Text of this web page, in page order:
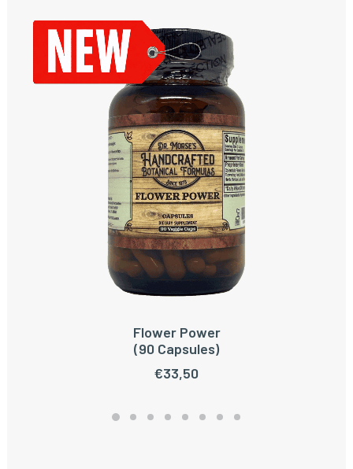
TOEVOEGEN AAN WINKELWAGEN
Flower Power
(90 Capsules)
€33,50